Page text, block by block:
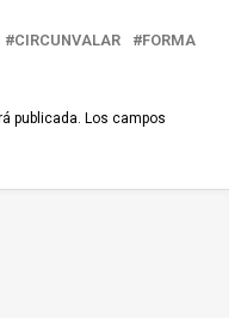
CIRCUNVALAR
FORMA
publicada. Los campos